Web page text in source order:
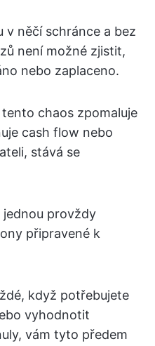
v něčí schránce a bez
není možné zjistit,
nebo zaplaceno.
chaos zpomaluje
cash flow nebo
stává se
provždy
připravené k
když potřebujete
vyhodnotit
vám tyto předem